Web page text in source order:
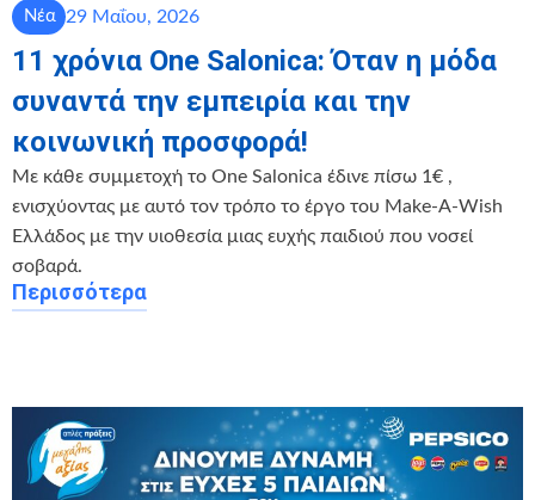
Νέα 29 Μαΐου, 2026
11 χρόνια One Salonica: Όταν η μόδα
συναντά την εμπειρία και την
κοινωνική προσφορά!
Με κάθε συμμετοχή το One Salonica έδινε πίσω 1€ ,
ενισχύοντας με αυτό τον τρόπο το έργο του Make-A-Wish
Ελλάδος με την υιοθεσία μιας ευχής παιδιού που νοσεί
σοβαρά.
Περισσότερα